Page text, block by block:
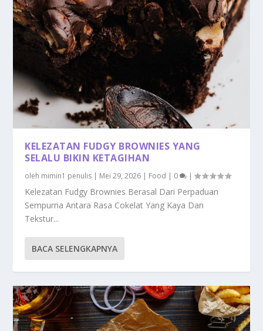
KELEZATAN FUDGY BROWNIES YANG
SELALU BIKIN KETAGIHAN
oleh mimin1 penulis | Mei 29, 2026 | Food | 0 |
Kelezatan Fudgy Brownies Berasal Dari Perpaduan
Sempurna Antara Rasa Cokelat Yang Kaya Dan
Tekstur...
BACA SELENGKAPNYA